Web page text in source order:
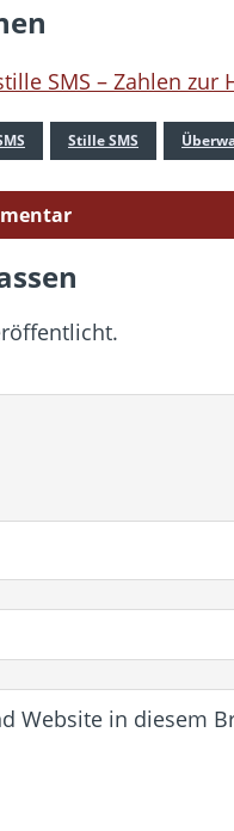
SMS – Zahlen zur
Stille SMS
Website in diesem